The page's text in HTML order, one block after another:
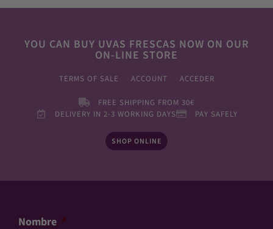
YOU CAN BUY UVAS FRESCAS NOW ON OUR
ON-LINE STORE
TERMS OF SALE ACCOUNT ACCEDER
FREE SHIPPING FROM 30€
DELIVERY IN 2-3 WORKING DAYS
PAY SAFELY
SHOP ONLINE
Nombre *